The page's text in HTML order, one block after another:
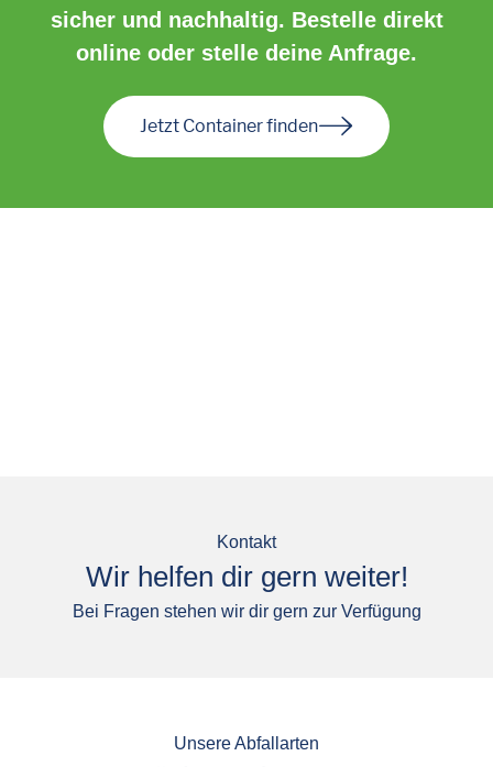
sicher und nachhaltig. Bestelle direkt
online oder stelle deine Anfrage.
Jetzt Container finden
Kontakt
Wir helfen dir gern weiter!
Bei Fragen stehen wir dir gern zur Verfügung
Unsere Abfallarten